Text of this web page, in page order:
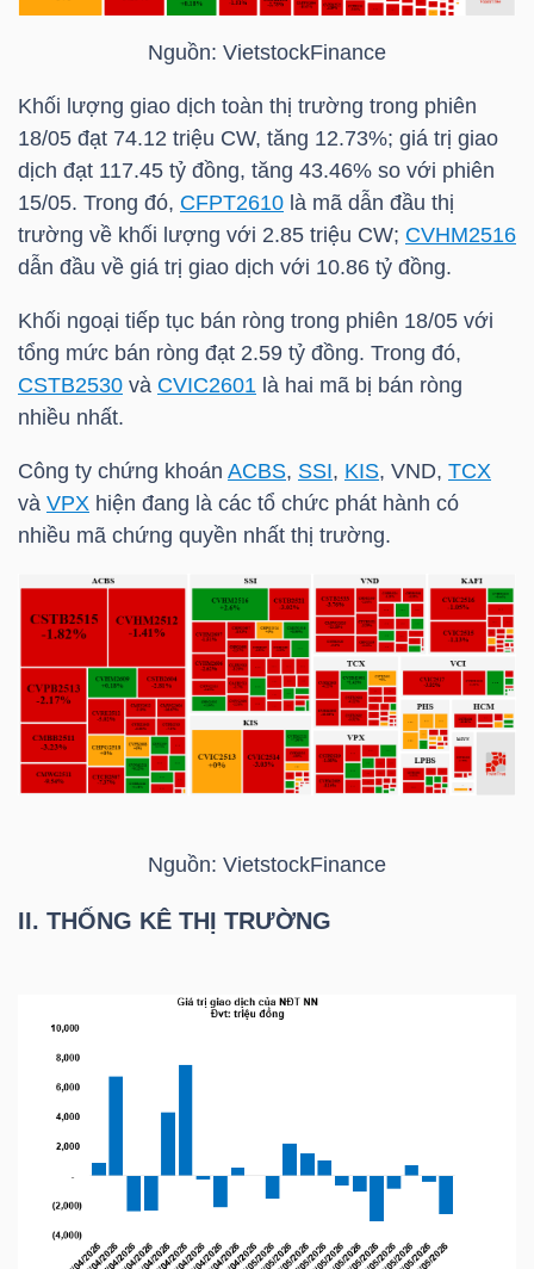
Nguồn: VietstockFinance
Khối lượng giao dịch toàn thị trường trong phiên
18/05 đạt 74.12 triệu CW, tăng 12.73%; giá trị giao
dịch đạt 117.45 tỷ đồng, tăng 43.46% so với phiên
15/05. Trong đó, CFPT2610 là mã dẫn đầu thị
trường về khối lượng với 2.85 triệu CW; CVHM2516
dẫn đầu về giá trị giao dịch với 10.86 tỷ đồng.
Khối ngoại tiếp tục bán ròng trong phiên 18/05 với
tổng mức bán ròng đạt 2.59 tỷ đồng. Trong đó,
CSTB2530 và CVIC2601 là hai mã bị bán ròng
nhiều nhất.
Công ty chứng khoán ACBS, SSI, KIS, VND, TCX
và VPX hiện đang là các tổ chức phát hành có
nhiều mã chứng quyền nhất thị trường.
Nguồn: VietstockFinance
II. THỐNG KÊ THỊ TRƯỜNG
TÍCH
VIETSTOCKFINANCE
VĨ
MÔ
NGÀNH
NGHIỆP
PHIẾU
PHÁI
SINH
PHIẾU
ĐẦU
TƯ
XUẤT